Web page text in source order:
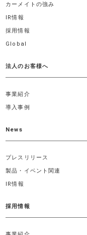
カーメイトの強み
IR情報
採用情報
Global
法人のお客様へ
事業紹介
導入事例
News
プレスリリース
製品・イベント関連
IR情報
採用情報